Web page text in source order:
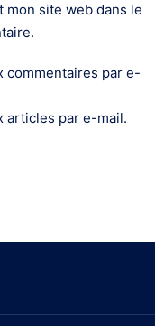
mon site web dans le
commentaires par e-
articles par e-mail.